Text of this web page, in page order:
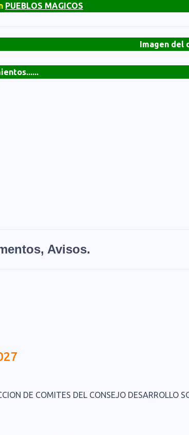
PUEBLOS MAGICOS
Imagen del
Avisos.